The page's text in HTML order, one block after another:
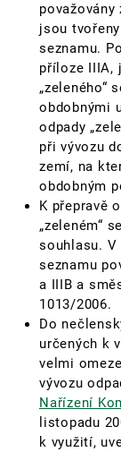
považovány
jsou tvořeny
seznamu.
příloze IIIA,
„zeleného“
obdobnými
odpady
při vývozu
zemí, na
obdobným
K přepravě
„zeleném“
souhlasu. V
seznamu
a IIIB a
1013/2006.
Do
určených k
velmi
vývozu
Nařízení
listopadu
k využití,